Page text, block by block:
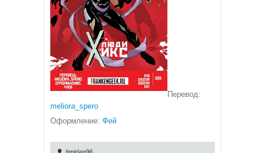
Перевод:
meliora_spero
Оформление: Фей